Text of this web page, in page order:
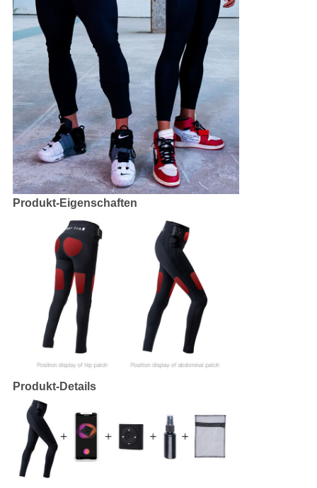
Produkt-Eigenschaften
Produkt-Details